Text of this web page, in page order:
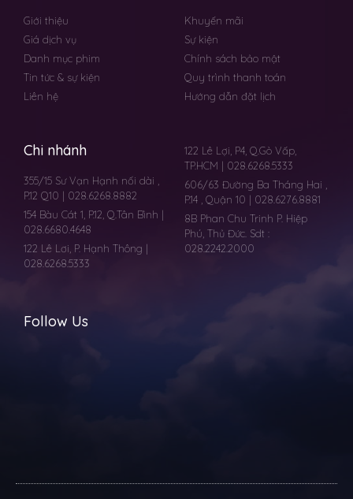
Giới thiệu
Giá dịch vụ
Danh mục phim
Tin tức & sự kiện
Liên hệ
Khuyến mãi
Sự kiện
Chính sách bảo mật
Quy trình thanh toán
Hướng dẫn đặt lịch
Chi nhánh
355/15 Sư Vạn Hạnh nối dài ,
P.12 Q10 | 028.6268.8882
154 Bàu Cát 1, P.12, Q.Tân Bình |
028.6680.4648
122 Lê Lơi, P. Hạnh Thông |
028.6268.5333
122 Lê Lợi, P4, Q.Gò Vấp,
TP.HCM | 028.6268.5333
606/63 Đường Ba Tháng Hai ,
P.14 , Quận 10 | 028.6276.8881
8B Phan Chu Trinh P. Hiệp
Phú, Thủ Đức. Sdt :
028.2242.2000
Follow Us